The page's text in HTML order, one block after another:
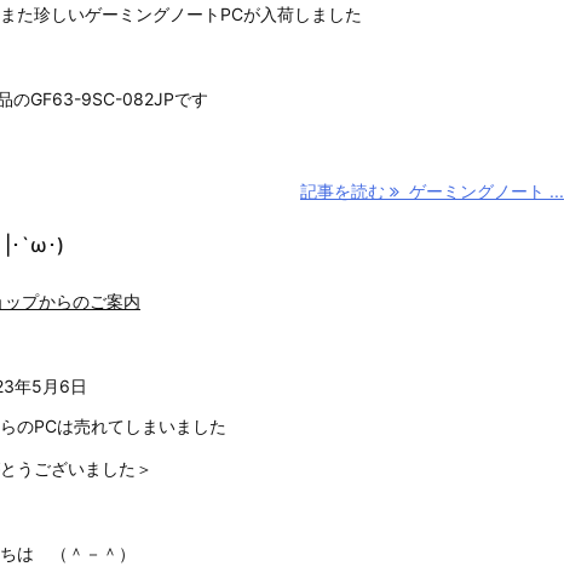
た珍しいゲーミングノートPCが入荷しました
のGF63-9SC-082JPです
記事を読む ゲーミングノート ...
|･`ω･)
ップからのご案内
年5月6日
のPCは売れてしまいました
うございました＞
は （＾－＾）